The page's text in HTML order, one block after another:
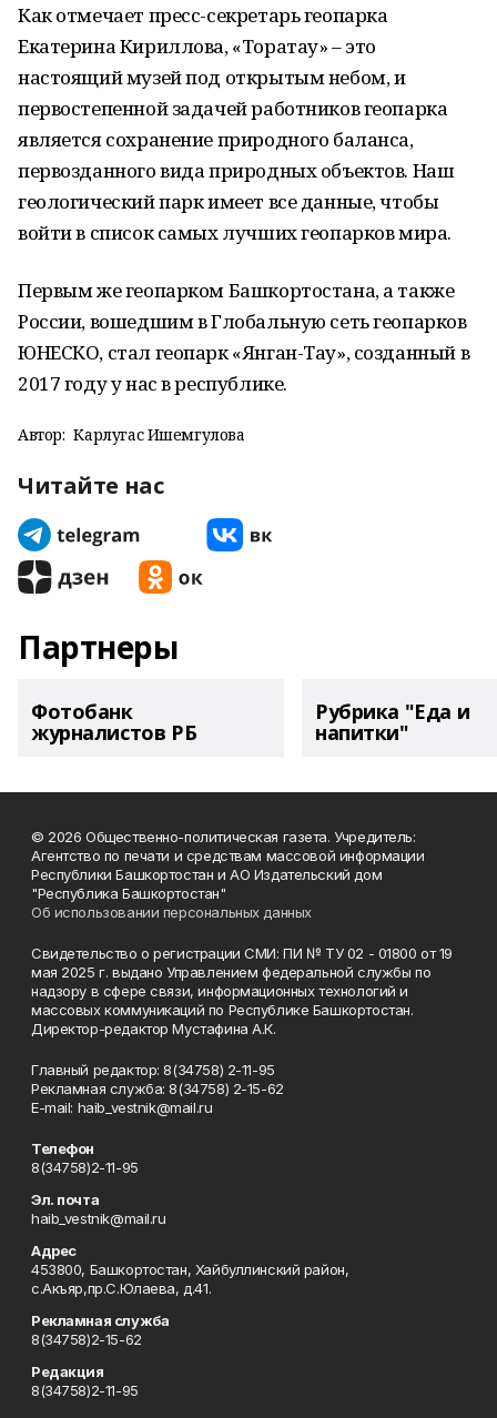
Как отмечает пресс-секретарь геопарка
Екатерина Кириллова, «Торатау» – это
настоящий музей под открытым небом, и
первостепенной задачей работников геопарка
является сохранение природного баланса,
первозданного вида природных объектов. Наш
геологический парк имеет все данные, чтобы
войти в список самых лучших геопарков мира.
Первым же геопарком Башкортостана, а также
России, вошедшим в Глобальную сеть геопарков
ЮНЕСКО, стал геопарк «Янган-Тау», созданный в
2017 году у нас в республике.
Автор: Карлугас Ишемгулова
Читайте нас
Партнеры
Фотобанк
журналистов РБ
Рубрика "Еда и
напитки"
© 2026 Общественно-политическая газета. Учредитель:
Агентство по печати и средствам массовой информации
Республики Башкортостан и АО Издательский дом
"Республика Башкортостан"
Об использовании персональных данных
Свидетельство о регистрации СМИ: ПИ № ТУ 02 - 01800 от 19
мая 2025 г. выдано Управлением федеральной службы по
надзору в сфере связи, информационных технологий и
массовых коммуникаций по Республике Башкортостан.
Директор-редактор Мустафина А.К.
Главный редактор: 8(34758) 2-11-95
Рекламная служба: 8(34758) 2-15-62
Е-mаil: haib_vestnik@mail.ru
Телефон
8(34758)2-11-95
Эл. почта
haib_vestnik@mail.ru
Адрес
453800, Башкортостан, Хайбуллинский район,
с.Акъяр,пр.С.Юлаева, д.41.
Рекламная служба
8(34758)2-15-62
Редакция
8(34758)2-11-95